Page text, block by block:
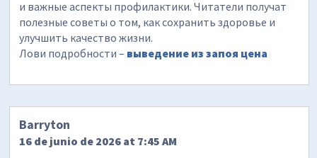
и важные аспекты профилактики. Читатели получат
полезные советы о том, как сохранить здоровье и
улучшить качество жизни.
Лови подробности – выведение из запоя цена
Barryton
16 de junio de 2026 at 7:45 AM